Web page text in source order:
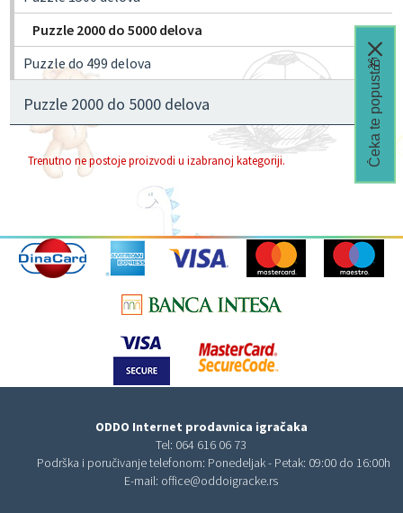
Puzzle 2000 do 5000 delova
Puzzle do 499 delova
Puzzle 2000 do 5000 delova
Trenutno ne postoje proizvodi u izabranoj kategoriji.
ODDO Internet prodavnica igračaka
Tel: 064 616 06 73
Podrška i poručivanje telefonom: Ponedeljak - Petak: 09:00 do 16:00h
E-mail: office@oddoigracke.rs
Čeka te popust🎁